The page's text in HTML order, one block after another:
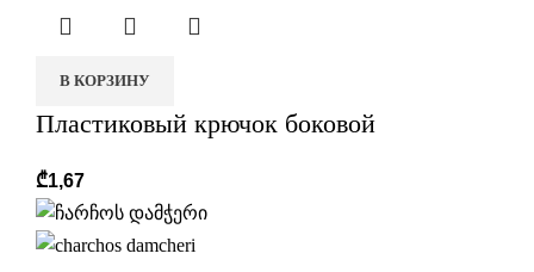
В КОРЗИНУ
Пластиковый крючок боковой
₾1,67